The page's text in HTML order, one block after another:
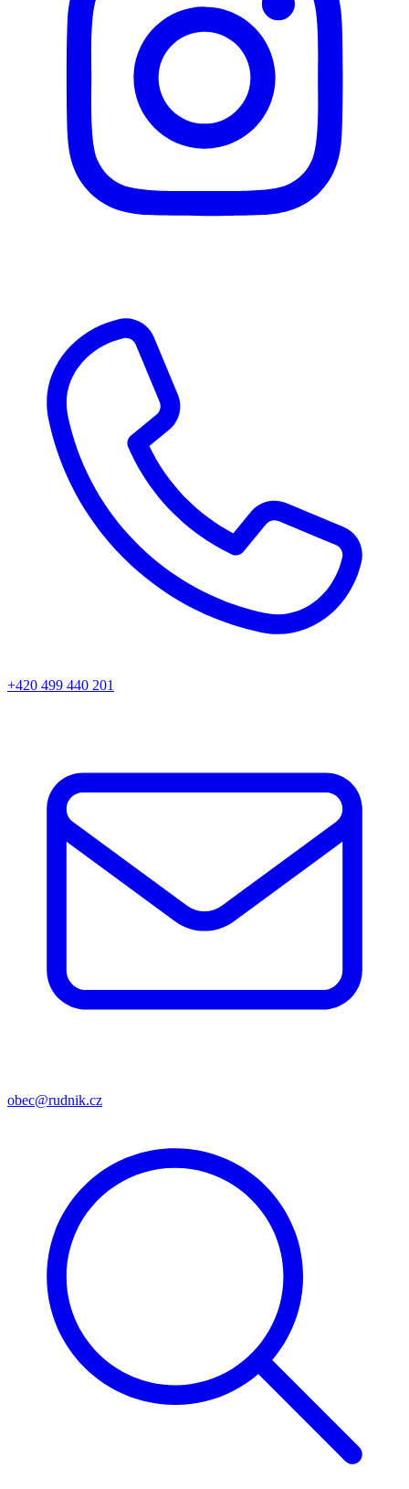
+420 499 440 201
obec@rudnik.cz